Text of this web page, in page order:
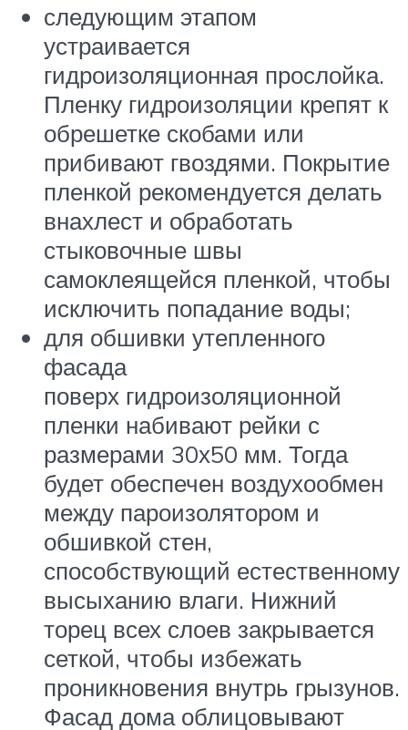
следующим этапом
устраивается
гидроизоляционная прослойка.
Пленку гидроизоляции крепят к
обрешетке скобами или
прибивают гвоздями. Покрытие
пленкой рекомендуется делать
внахлест и обработать
стыковочные швы
самоклеящейся пленкой, чтобы
исключить попадание воды;
для обшивки утепленного
фасада
поверх гидроизоляционной
пленки набивают рейки с
размерами 30х50 мм. Тогда
будет обеспечен воздухообмен
между пароизолятором и
обшивкой стен,
способствующий естественному
высыханию влаги. Нижний
торец всех слоев закрывается
сеткой, чтобы избежать
проникновения внутрь грызунов.
Фасад дома облицовывают